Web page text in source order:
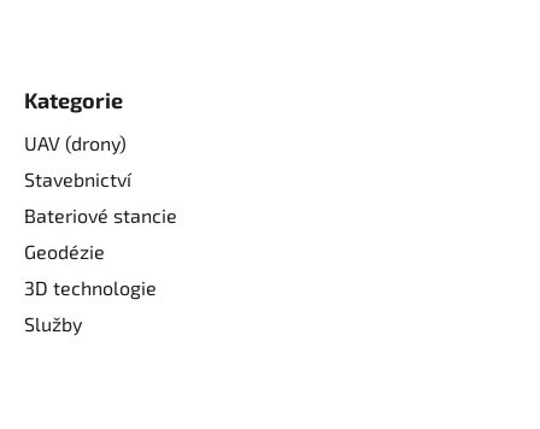
Kategorie
UAV (drony)
Stavebnictví
Bateriové stancie
Geodézie
3D technologie
Služby